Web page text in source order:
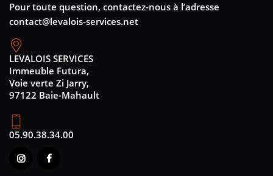
Pour toute question, contactez-nous à l’adresse
contact@levalois-services.net
LEVALOIS SERVICES
Immeuble Futura,
Voie verte Zi Jarry,
97122 Baie-Mahault
05.90.38.34.00